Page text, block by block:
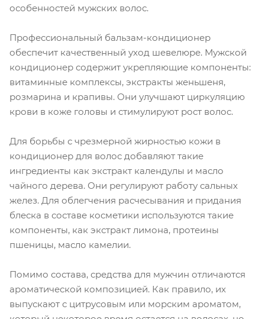
особенностей мужских волос.
Профессиональный бальзам-кондиционер
обеспечит качественный уход шевелюре. Мужской
кондиционер содержит укрепляющие компоненты:
витаминные комплексы, экстракты женьшеня,
розмарина и крапивы. Они улучшают циркуляцию
крови в коже головы и стимулируют рост волос.
Для борьбы с чрезмерной жирностью кожи в
кондиционер для волос добавляют такие
ингредиенты как экстракт календулы и масло
чайного дерева. Они регулируют работу сальных
желез. Для облегчения расчесывания и придания
блеска в составе косметики используются такие
компоненты, как экстракт лимона, протеины
пшеницы, масло камелии.
Помимо состава, средства для мужчин отличаются
ароматической композицией. Как правило, их
выпускают с цитрусовым или морским ароматом,